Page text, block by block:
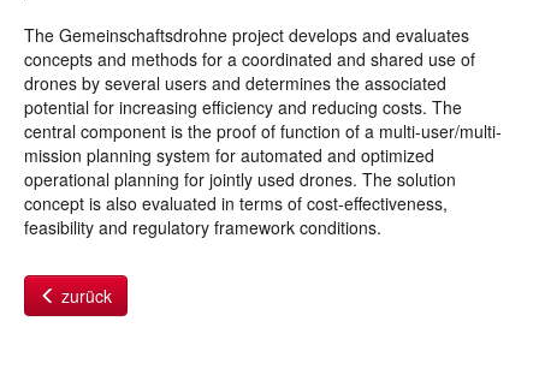
The Gemeinschaftsdrohne project develops and evaluates
concepts and methods for a coordinated and shared use of
drones by several users and determines the associated
potential for increasing efficiency and reducing costs. The
central component is the proof of function of a multi-user/multi-
mission planning system for automated and optimized
operational planning for jointly used drones. The solution
concept is also evaluated in terms of cost-effectiveness,
feasibility and regulatory framework conditions.
zurück